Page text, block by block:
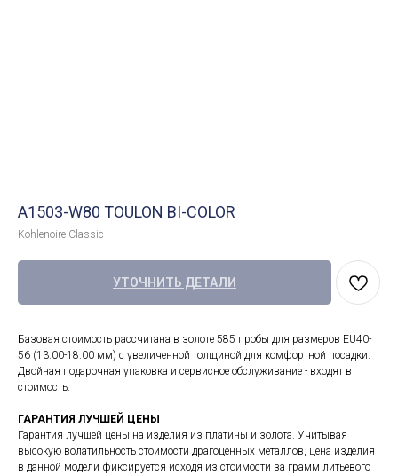
A1503-W80 TOULON BI-COLOR
Kohlenoire Classic
УТОЧНИТЬ ДЕТАЛИ
Базовая стоимость рассчитана в золоте 585 пробы для размеров EU40-
56 (13.00-18.00 мм) с увеличенной толщиной для комфортной посадки.
Двойная подарочная упаковка и сервисное обслуживание - входят в
стоимость.
ГАРАНТИЯ ЛУЧШЕЙ ЦЕНЫ
Гарантия лучшей цены на изделия из платины и золота. Учитывая
высокую волатильность стоимости драгоценных металлов, цена изделия
в данной модели фиксируется исходя из стоимости за грамм литьевого